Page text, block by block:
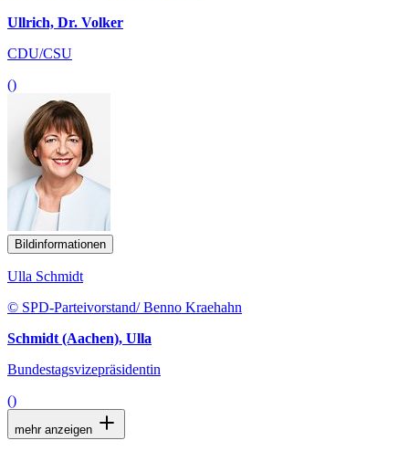
Ullrich, Dr. Volker
CDU/CSU
()
Bildinformationen
Ulla Schmidt
© SPD-Parteivorstand/ Benno Kraehahn
Schmidt (Aachen), Ulla
Bundestagsvizepräsidentin
()
mehr anzeigen